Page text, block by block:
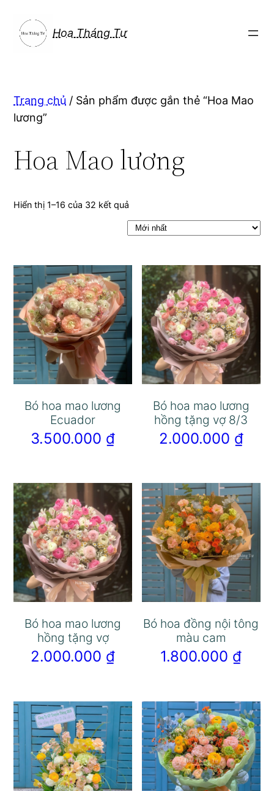
phần
Hoa Tháng Tư
Trang chủ / Sản phẩm được gắn thẻ “Hoa Mao
lương”
Hoa Mao lương
Hiển thị 1–16 của 32 kết quả
Bó hoa mao lương
Ecuador
3.500.000 ₫
Bó hoa mao lương
hồng tặng vợ 8/3
2.000.000 ₫
Bó hoa mao lương
hồng tặng vợ
2.000.000 ₫
Bó hoa đồng nội tông
màu cam
1.800.000 ₫